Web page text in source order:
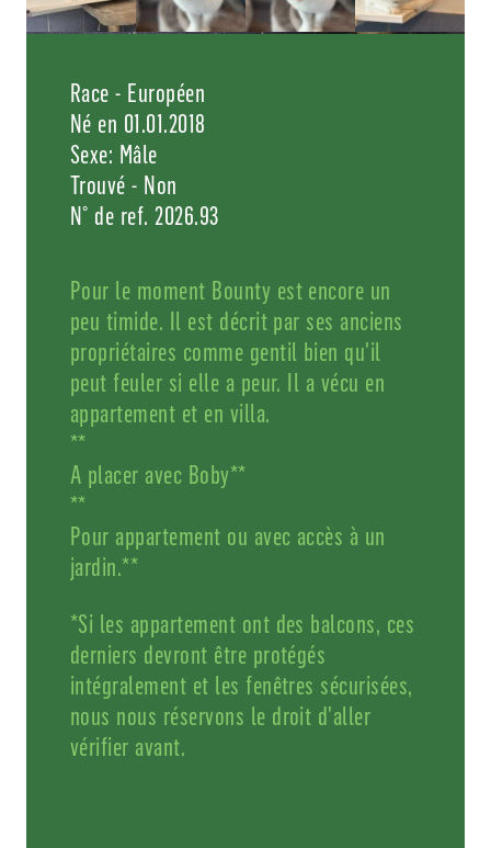
Race - Européen
Né en 01.01.2018
Sexe: Mâle
Trouvé - Non
N° de ref. 2026.93
Pour le moment Bounty est encore un
peu timide. Il est décrit par ses anciens
propriétaires comme gentil bien qu'il
peut feuler si elle a peur. Il a vécu en
appartement et en villa.
**
A placer avec Boby**
**
Pour appartement ou avec accès à un
jardin.**
*Si les appartement ont des balcons, ces
derniers devront être protégés
intégralement et les fenêtres sécurisées,
nous nous réservons le droit d'aller
vérifier avant.